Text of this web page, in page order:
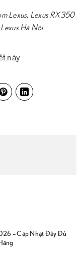
Lexus, Lexus RX350
Hà Nội
này
– Cập Nhật Đầy Đủ